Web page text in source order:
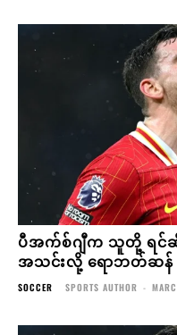
ပီအက်စ်ဂျီက သူတို့ ရင်
အသင်းလို့ ရောဘတ်ဆ
SOCCER SPORTS AUTHOR -